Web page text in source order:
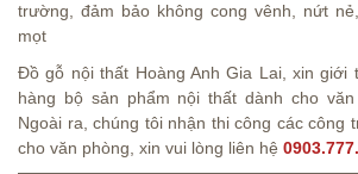
trường, đảm bảo không cong vênh, nứt
mọt
Đồ gỗ nội thất Hoàng Anh Gia Lai, xin giới
hàng bộ sản phẩm nội thất dành cho
Ngoài ra, chúng tôi nhận thi công các công
cho văn phòng, xin vui lòng liên hệ